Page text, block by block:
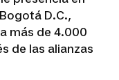
D.C.,
más de 4.000
de las alianzas